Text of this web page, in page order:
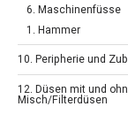
6. Maschinenfüsse
1. Hammer
10. Peripherie und
12. Düsen mit und
Misch/Filterdüsen